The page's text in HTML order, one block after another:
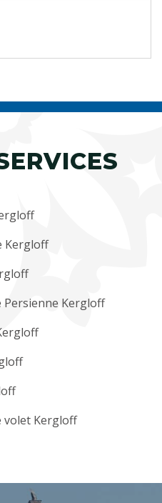
Kergloff
Persienne Kergloff
volet Kergloff